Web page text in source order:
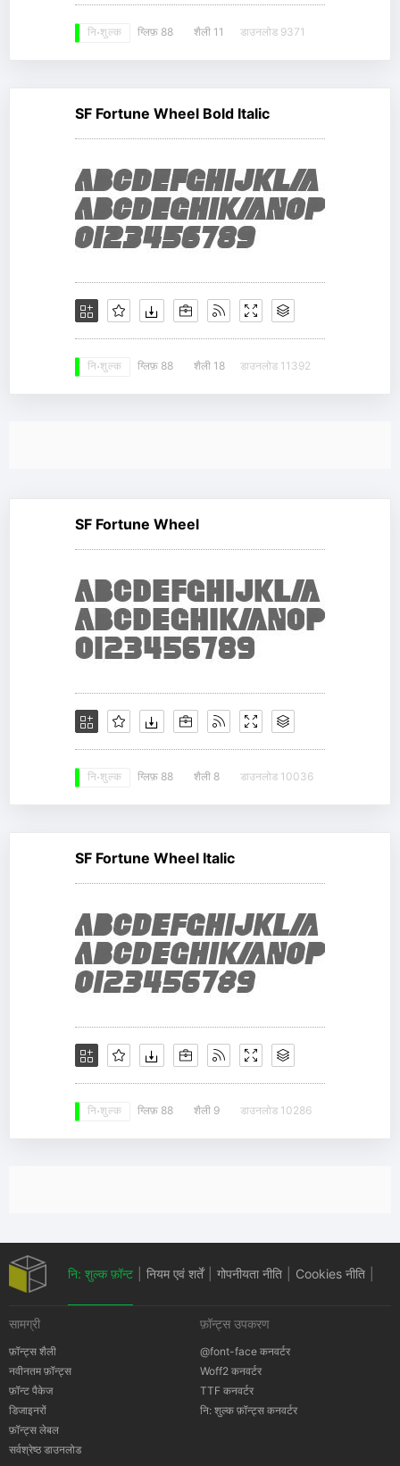
नि: शुल्क ग्लिफ़ 88 शैली 11 डाउनलोड 9371
SF Fortune Wheel Bold Italic
नि: शुल्क ग्लिफ़ 88 शैली 18 डाउनलोड 11392
SF Fortune Wheel
नि: शुल्क ग्लिफ़ 88 शैली 8 डाउनलोड 10036
SF Fortune Wheel Italic
नि: शुल्क ग्लिफ़ 88 शैली 9 डाउनलोड 10286
नि: शुल्क फ़ॉन्ट नियम एवं शर्तें गोपनीयता नीति Cookies नीति
सामग्री
फ़ॉन्ट्स शैली
नवीनतम फ़ॉन्ट्स
फ़ॉन्ट पैकेज
डिजाइनरों
फ़ॉन्ट्स लेबल
सर्वश्रेष्ठ डाउनलोड
फ़ॉन्ट्स उपकरण
@font-face कनवर्टर
Woff2 कनवर्टर
TTF कनवर्टर
नि: शुल्क फ़ॉन्ट्स कनवर्टर